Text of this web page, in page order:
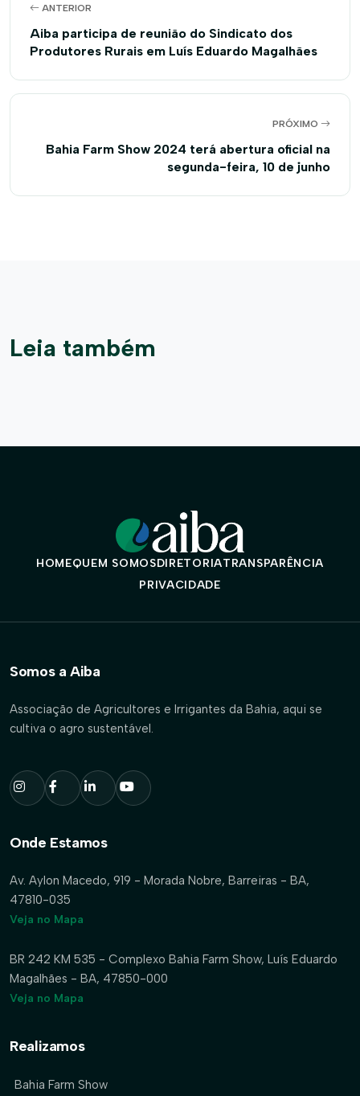
ANTERIOR
Aiba participa de reunião do Sindicato dos
Produtores Rurais em Luís Eduardo Magalhães
PRÓXIMO
Bahia Farm Show 2024 terá abertura oficial na
segunda-feira, 10 de junho
Leia também
HOMEQUEM SOMOSDIRETORIATRANSPARÊNCIA
PRIVACIDADE
Somos a Aiba
Associação de Agricultores e Irrigantes da Bahia, aqui se
cultiva o agro sustentável.
Onde Estamos
Av. Aylon Macedo, 919 - Morada Nobre, Barreiras - BA,
47810-035
Veja no Mapa
BR 242 KM 535 - Complexo Bahia Farm Show, Luís Eduardo
Magalhães - BA, 47850-000
Veja no Mapa
Realizamos
Bahia Farm Show